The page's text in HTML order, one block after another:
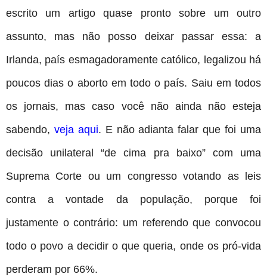
escrito um artigo quase pronto sobre um outro
assunto, mas não posso deixar passar essa: a
Irlanda, país esmagadoramente católico, legalizou há
poucos dias o aborto em todo o país. Saiu em todos
os jornais, mas caso você não ainda não esteja
sabendo, veja aqui. E não adianta falar que foi uma
decisão unilateral “de cima pra baixo” com uma
Suprema Corte ou um congresso votando as leis
contra a vontade da população, porque foi
justamente o contrário: um referendo que convocou
todo o povo a decidir o que queria, onde os pró-vida
perderam por 66%.